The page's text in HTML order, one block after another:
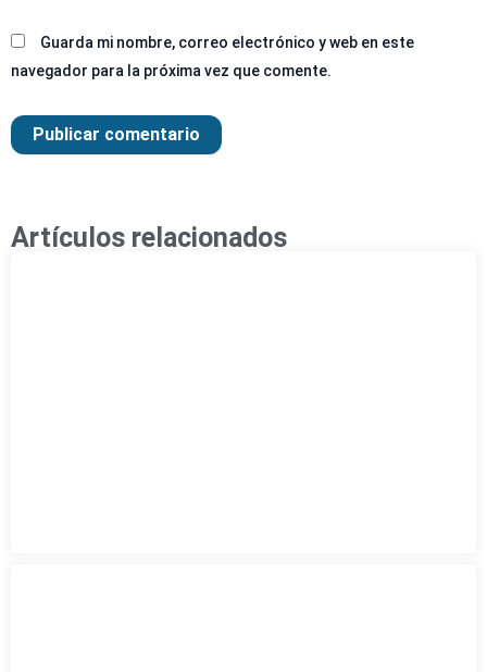
Guarda mi nombre, correo electrónico y web en este
navegador para la próxima vez que comente.
Artículos relacionados